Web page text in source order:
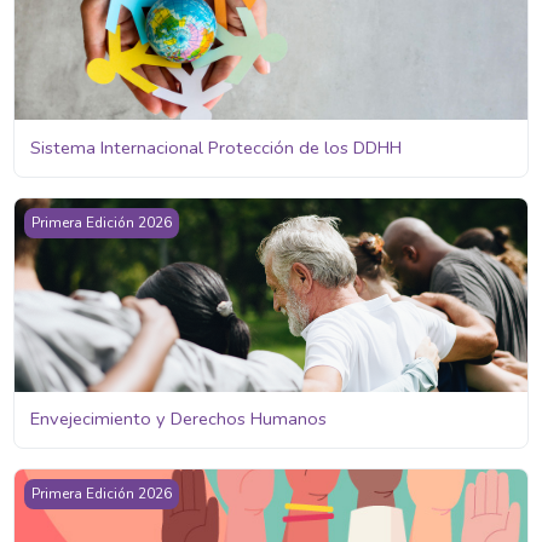
Sistema Internacional Protección de los DDHH
Envejecimiento y Derechos Humanos
Primera Edición 2026
Envejecimiento y Derechos Humanos
Historia y Evolución de los Derechos Humanos
Primera Edición 2026